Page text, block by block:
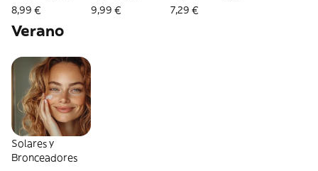
Sensitivo Xl 10
(264900)
8,99 €
Original 50 Ml
9,99 €
Retouch Spray
7,29 €
Verano
Solares y
Bronceadores